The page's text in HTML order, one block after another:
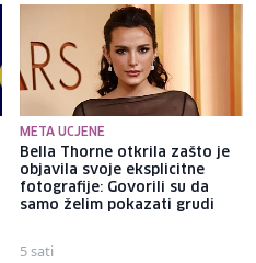
META UCJENE
Bella Thorne otkrila zašto je
objavila svoje eksplicitne
fotografije: Govorili su da
samo želim pokazati grudi
5 sati